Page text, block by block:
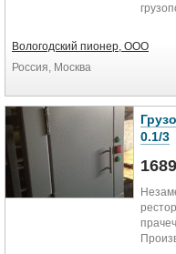
Вологодский пионер, ООО
Россия, Москва
0.1/3